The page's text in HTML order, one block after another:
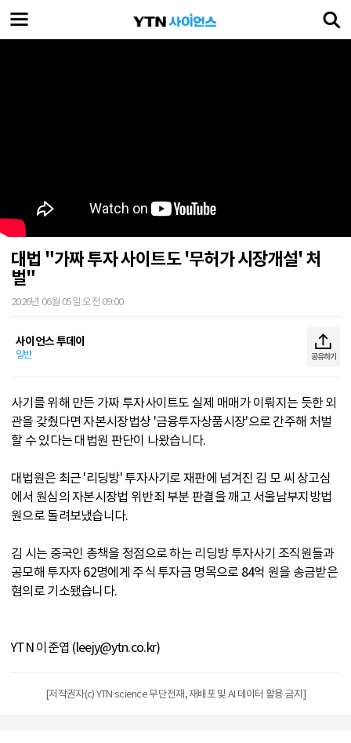
대법 "가짜 투자 사이트도 '무허가 시장개설' 처
벌"
2026년 06월 05일 오전 09:00
사이언스 투데이
일반 공유하기
사기를 위해 만든 가짜 투자사이트도 실제 매매가 이뤄지는 듯한 외
관을 갖췄다면 자본시장법상 '금융투자상품시장'으로 간주해 처벌
할 수 있다는 대법원 판단이 나왔습니다.
대법원은 최근 '리딩방' 투자사기로 재판에 넘겨진 김 모 씨 상고심
에서 원심의 자본시장법 위반죄 부분 판결을 깨고 서울남부지방법
원으로 돌려보냈습니다.
김 시는 중국인 총책을 정점으로 하는 리딩방 투자사기 조직원들과
공모해 투자자 62명에게 주식 투자금 명목으로 84억 원을 송금받은
혐의로 기소됐습니다.
YTN 이준엽 (leejy@ytn.co.kr)
[저작권자(c) YTN science 무단전재, 재배포 및 AI 데이터 활용 금지]